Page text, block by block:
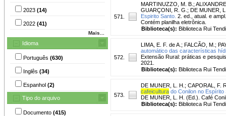
2023 (14)
2022 (41)
Mais...
Idioma
Português (630)
Inglês (34)
Espanhol (2)
Tipo do arquivo
Documento (415)
571.
MARTINUZZO, M. B. ;
GUARÇONI, R. G. ; DE MUNER,
Espirito Santo. 2. ed., atual. e
Contém planilha eletrônica.
Biblioteca(s): Biblioteca Rui
572.
LIMA, E. F. de A. ; FALCÃO, M. ;
automático das características
Extensão Rural: práticas e
2021.
Biblioteca(s): Biblioteca Rui
573.
DE MUNER, L. H. ; CAPORAL, F.
cafeicultura do Conilon no Espírito
DE MUNER, L. H. (Ed.). Café
Biblioteca(s): Biblioteca Rui